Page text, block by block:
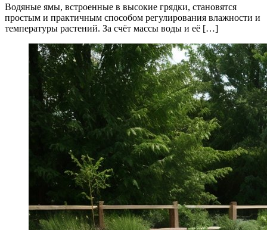
Водяные ямы, встроенные в высокие грядки, становятся
простым и практичным способом регулирования влажности и
температуры растений. За счёт массы воды и её […]